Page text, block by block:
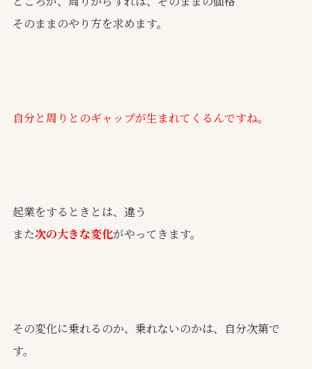
そのままのやり方を求めます。
自分と周りとのギャップが生まれてくるんですね。
起業をするときとは、違う
また次の大きな変化がやってきます。
その変化に乗れるのか、乗れないのかは、自分次第で
す。